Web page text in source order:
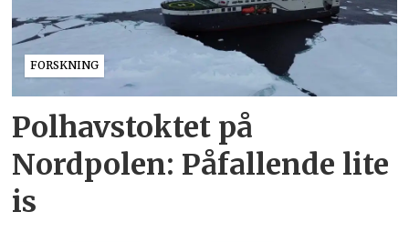
FORSKNING
Polhavstoktet på
Nordpolen: Påfallende lite
is